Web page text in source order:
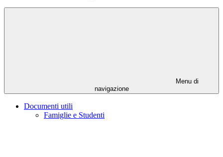
Menu di
navigazione
Documenti utili
Famiglie e Studenti